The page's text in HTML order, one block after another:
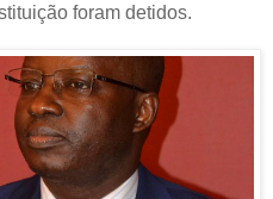
foram detidos.